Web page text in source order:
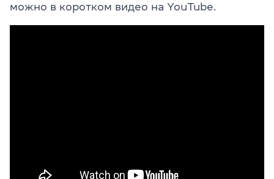
можно в коротком видео на YouTube.